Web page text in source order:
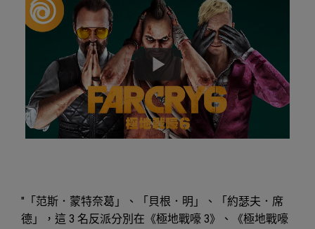
"「范斯．蒙特奈葛」、「貝根．明」、「約瑟夫．席
德」，這 3 名反派分別在《極地戰嚎 3》、《極地戰嚎